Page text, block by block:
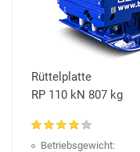
Rüttelplatte
RP 110 kN 807 kg
Betriebsgewicht: